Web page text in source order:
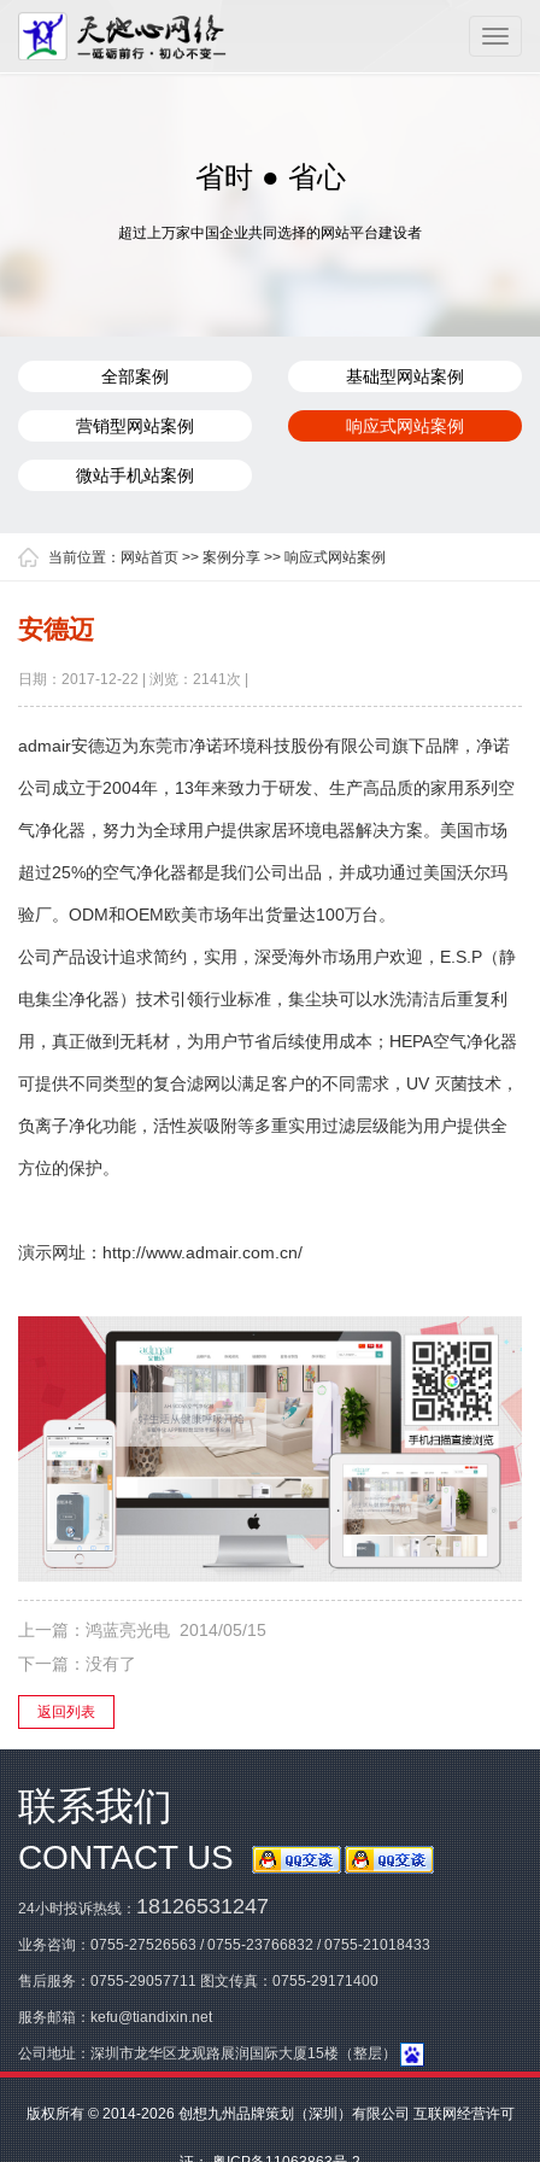
Toggle
省时 ● 省心
超过上万家中国企业共同选择的网站平台建设者
全部案例 基础型网站案例
营销型网站案例 响应式网站案例
微站手机站案例
当前位置： 网站首页 >> 案例分享 >> 响应式网站案例
安德迈
日期：2017-12-22 | 浏览：2141次 |
admair安德迈为东莞市净诺环境科技股份有限公司旗下品牌，净诺
公司成立于2004年，13年来致力于研发、生产高品质的家用系列空
气净化器，努力为全球用户提供家居环境电器解决方案。美国市场
超过25%的空气净化器都是我们公司出品，并成功通过美国沃尔玛
验厂。ODM和OEM欧美市场年出货量达100万台。
公司产品设计追求简约，实用，深受海外市场用户欢迎，E.S.P（静
电集尘净化器）技术引领行业标准，集尘块可以水洗清洁后重复利
用，真正做到无耗材，为用户节省后续使用成本；HEPA空气净化器
可提供不同类型的复合滤网以满足客户的不同需求，UV 灭菌技术，
负离子净化功能，活性炭吸附等多重实用过滤层级能为用户提供全
方位的保护。
演示网址： http://www.admair.com.cn/
上一篇： 鸿蓝亮光电 2014/05/15
下一篇：没有了
返回列表
联系我们
CONTACT US
24小时投诉热线：18126531247
业务咨询：0755-27526563/0755-23766832/0755-21018433
售后服务：0755-29057711图文传真：0755-29171400
服务邮箱：kefu@tiandixin.net
公司地址：深圳市龙华区龙观路展润国际大厦15楼（整层）
版权所有 © 2014-2026 创想九州品牌策划（深圳）有限公司 互联网经营许可